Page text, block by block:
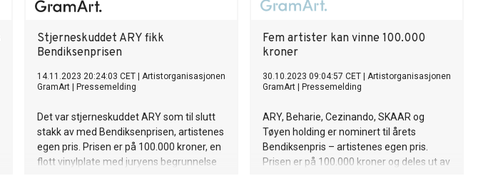
Stjerneskuddet ARY fikk
Bendiksenprisen
14.11.2023 20:24:03 CET
Artistorganisasjonen
GramArt
Pressemelding
Det var stjerneskuddet ARY som til slutt
stakk av med Bendiksenprisen, artistenes
egen pris. Prisen er på 100.000 kroner, en
flott vinylplate med juryens begrunnelse
Fem artister kan vinne 100.000
kroner
30.10.2023 09:04:57 CET
Artistorganisasjonen
GramArt
Pressemelding
ARY, Beharie, Cezinando, SKAAR og
Tøyen holding er nominert til årets
Bendiksenpris – artistenes egen pris.
Prisen er på 100.000 kroner og deles ut av